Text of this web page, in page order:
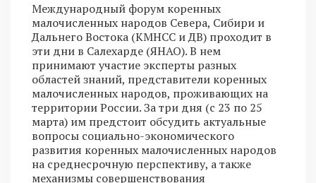
Международный форум коренных
малочисленных народов Севера, Сибири и
Дальнего Востока (КМНСС и ДВ) проходит в
эти дни в Салехарде (ЯНАО). В нем
принимают участие эксперты разных
областей знаний, представители коренных
малочисленных народов, проживающих на
территории России. За три дня (с 23 по 25
марта) им предстоит обсудить актуальные
вопросы социально-экономического
развития коренных малочисленных народов
на среднесрочную перспективу, а также
механизмы совершенствования